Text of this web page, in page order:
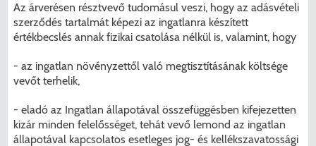
Az árverésen résztvevő tudomásul veszi, hogy az adásvételi
szerződés tartalmát képezi az ingatlanra készített
értékbecslés annak fizikai csatolása nélkül is, valamint, hogy
- az ingatlan növényzettől való megtisztításának költsége
vevőt terhelik,
- eladó az Ingatlan állapotával összefüggésben kifejezetten
kizár minden felelősséget, tehát vevő lemond az ingatlan
állapotával kapcsolatos esetleges jog- és kellékszavatossági